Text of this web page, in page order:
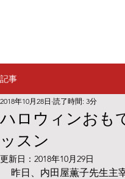
フード
記事
ハロウィンおも
ッスン
2018年10月28日 読了時間: 3分
更新日： 2018年10月29日
昨日、内田屋薫子先生主